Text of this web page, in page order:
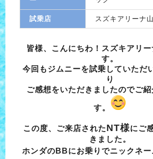
試乗店 スズキアリーナ
皆様、こんにちわ！スズキアリ
す。
今回もジムニーを試乗していただ
り
ご感想をいただきましたのでご
す。
この度、ご来店されたNT様にご
きました。
ホンダのBBにお乗りでニックネー